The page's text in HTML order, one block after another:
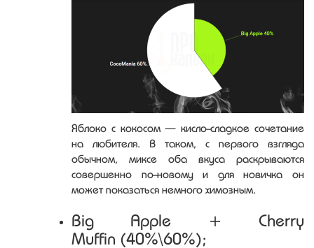
Яблоко с кокосом — кисло-сладкое сочетание
на любителя. В таком, с первого взгляда
обычном, миксе оба вкуса раскрываются
совершенно по-новому и для новичка он
может показаться немного химозным.
Big Apple + Cherry
Muffin (40%\60%);